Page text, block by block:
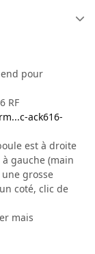
pour
RF
ack616-
est à droite
gauche (main
grosse
coté, clic de
mais